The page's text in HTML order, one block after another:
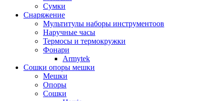
Сумки
Снаряжение
Мультитулы наборы инструментоов
Наручные часы
Термосы и термокружки
Фонари
Armytek
Сошки опоры мешки
Мешки
Опоры
Сошки